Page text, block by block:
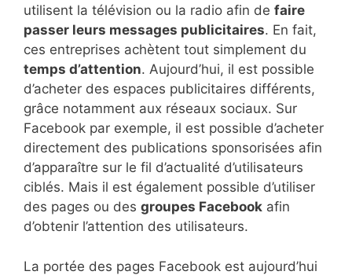
utilisent la télévision ou la radio afin de faire
passer leurs messages publicitaires. En fait,
ces entreprises achètent tout simplement du
temps d’attention. Aujourd’hui, il est possible
d’acheter des espaces publicitaires différents,
grâce notamment aux réseaux sociaux. Sur
Facebook par exemple, il est possible d’acheter
directement des publications sponsorisées afin
d’apparaître sur le fil d’actualité d’utilisateurs
ciblés. Mais il est également possible d’utiliser
des pages ou des groupes Facebook afin
d’obtenir l’attention des utilisateurs.
La portée des pages Facebook est aujourd’hui